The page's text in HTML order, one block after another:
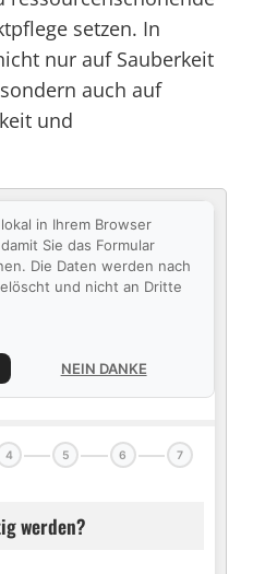
setzen. In
nur auf Sauberkeit
auch auf
und
in Ihrem Browser
Sie das Formular
Die Daten werden nach
und nicht an Dritte
NEIN DANKE
4 5 6 7
werden?